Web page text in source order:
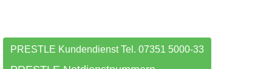
PRESTLE Kundendienst Tel. 07351 5000-33